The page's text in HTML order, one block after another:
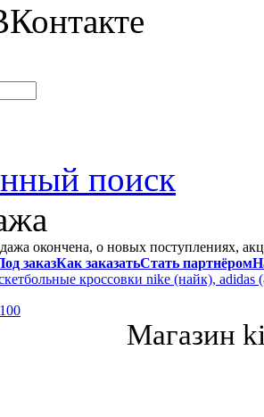
поиск
окончена, о новых поступлениях,
заказКак заказатьСтать партнёром
Магазин